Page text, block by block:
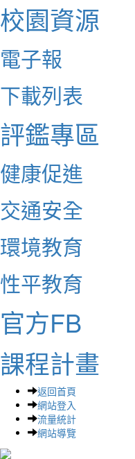
校園資源
電子報
下載列表
評鑑專區
健康促進
交通安全
環境教育
性平教育
官方FB
課程計畫
返回首頁
網站登入
流量統計
網站導覽